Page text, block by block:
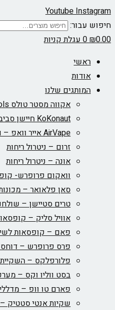
YoutubeInstagram
חיפוש עבור:
₪0.00
0עגלת קניות
ראשי
אודות
המותגים שלנו
אקווה מסטר טולס Aqua Master tools
KoKonaut חיישן סביבתי
AirVape אייר וואפ – וופורייזר
זרום – ניטרול ריחות
אונה – ניטרול ריחות
וואקום פרופרש-
סאן פלאואר –
טרים סטיישן –
אוויל סליק –
פאם – קופסאות
פרס פרופרש – דוחס
פלורפלקס –
בסט ווליו וקס –
פארם טו וופ –
שקיות אנטי סטטיק